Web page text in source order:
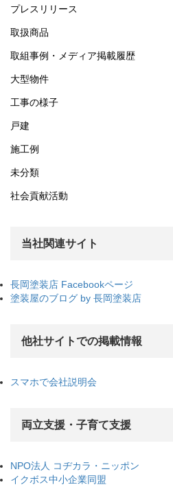
プレスリリース
取扱商品
取組事例・メディア掲載履歴
大型物件
工事の様子
戸建
施工例
未分類
社会貢献活動
当社関連サイト
長岡塗装店 Facebookページ
塗装屋のブログ by 長岡塗装店
他社サイトでの掲載情報
スマホで会社説明会
両立支援・子育て支援
NPO法人 コヂカラ・ニッポン
イクボス中小企業同盟